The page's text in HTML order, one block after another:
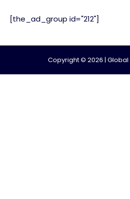
[the_ad_group id="212"]